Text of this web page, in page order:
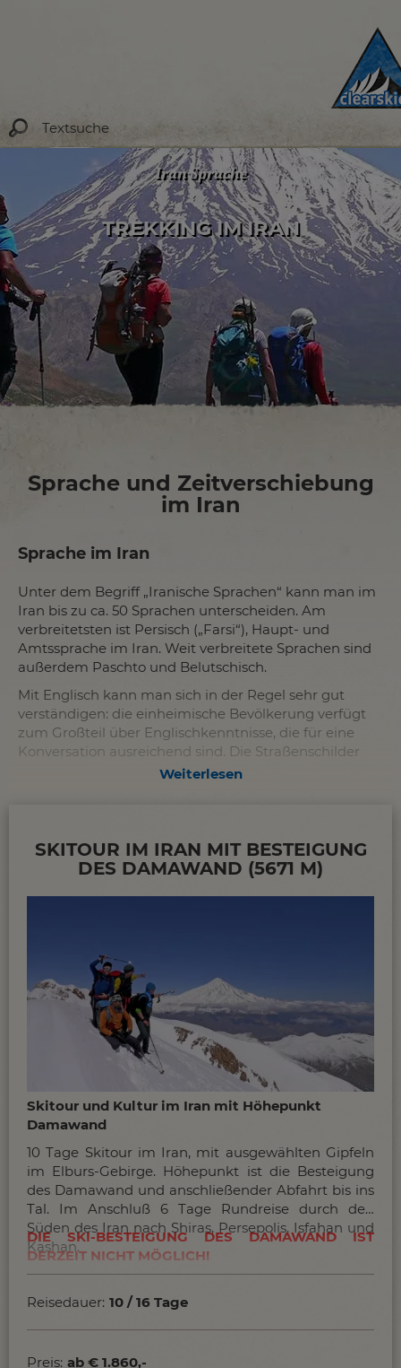
Iran Sprache
TREKKING IM IRAN
Sprache und Zeitverschiebung
im Iran
Sprache im Iran
Unter dem Begriff „Iranische Sprachen“ kann man im
Iran bis zu ca. 50 Sprachen unterscheiden. Am
verbreitetsten ist Persisch („Farsi“), Haupt- und
Amtssprache im Iran. Weit verbreitete Sprachen sind
außerdem Paschto und Belutschisch.
Mit Englisch kann man sich in der Regel sehr gut
verständigen: die einheimische Bevölkerung verfügt
zum Großteil über Englischkenntnisse, die für eine
Konversation ausreichend sind. Die Straßenschilder
sind meistens auf Englisch übersetzt und
gegenüber MEZ.
Weitere allgemeine Infos und Tipps zum Iran...
Weiterlesen
SKITOUR IM IRAN MIT BESTEIGUNG
DES DAMAWAND (5671 M)
Skitour und Kultur im Iran mit Höhepunkt
Damawand
10 Tage Skitour im Iran, mit ausgewählten Gipfeln
im Elburs-Gebirge. Höhepunkt ist die Besteigung
des Damawand und anschließender Abfahrt bis ins
Tal. Im Anschluß 6 Tage Rundreise durch den
Süden des Iran nach Shiras, Persepolis, Isfahan und
Kashan.
DIE SKI-BESTEIGUNG DES DAMAWAND IST
DERZEIT NICHT MÖGLICH!
Reisedauer: 10 / 16 Tage
Preis: ab € 1.860,-